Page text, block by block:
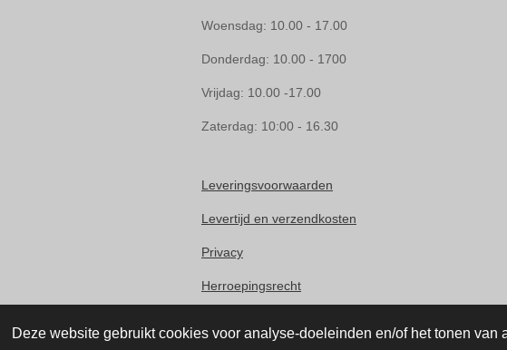
Deze website gebruikt cookies voor analyse-doeleinden en/of het tonen
Woensdag: 10.00 - 17.00
Donderdag: 10.00 - 1700
Vrijdag: 10.00 -17.00
Zaterdag: 10:00 - 16.30
Leveringsvoorwaarden
Levertijd en verzendkosten
Privacy
Herroepingsrecht